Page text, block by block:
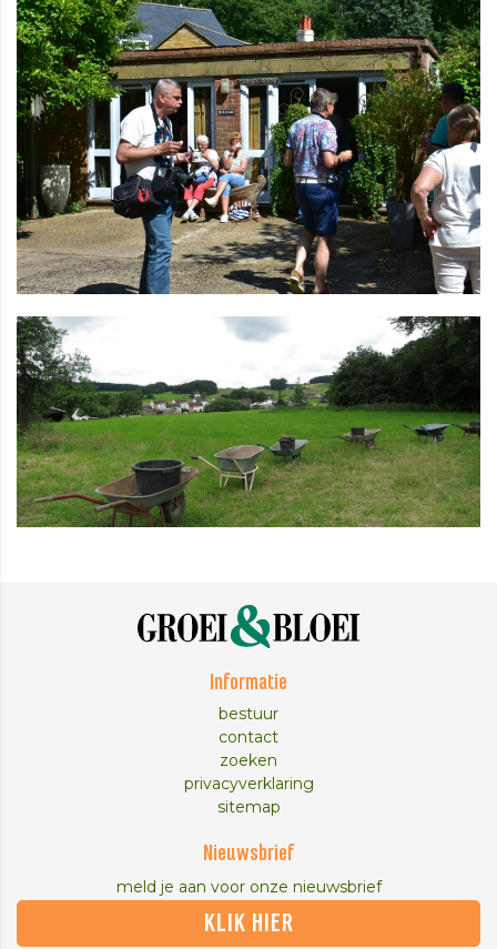
Informatie
bestuur
contact
zoeken
privacyverklaring
sitemap
Nieuwsbrief
meld je aan voor onze nieuwsbrief
KLIK HIER